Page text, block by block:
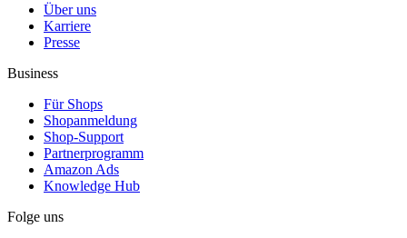
Über uns
Karriere
Presse
Business
Für Shops
Shopanmeldung
Shop-Support
Partnerprogramm
Amazon Ads
Knowledge Hub
Folge uns